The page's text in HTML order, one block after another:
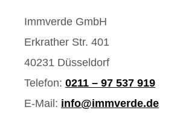
Immverde GmbH
Erkrather Str. 401
40231 Düsseldorf
Telefon: 0211 – 97 537 919
E-Mail: info@immverde.de